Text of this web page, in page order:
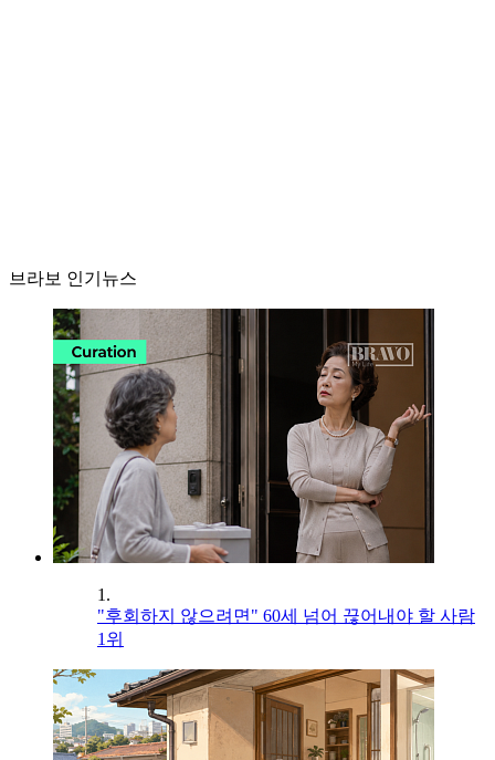
브라보 인기뉴스
1.
"후회하지 않으려면" 60세 넘어 끊어내야 할 사람
1위